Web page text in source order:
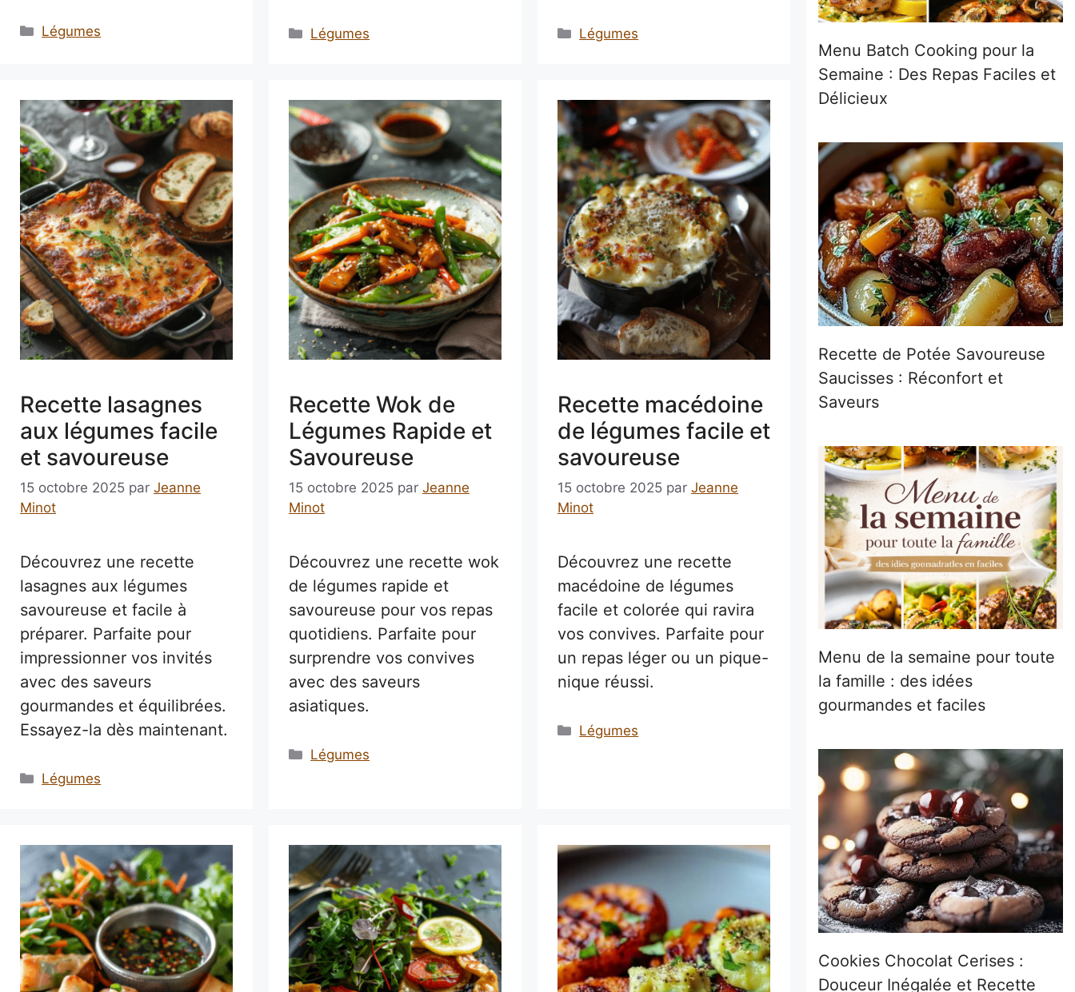
Catégories
Légumes Catégories
Légumes Catégories
Légumes
Recette lasagnes
aux légumes facile
et savoureuse
15 octobre 2025 par Jeanne
Minot
Découvrez une recette
lasagnes aux légumes
savoureuse et facile à
préparer. Parfaite pour
impressionner vos invités
avec des saveurs
gourmandes et équilibrées.
Essayez-la dès maintenant.
Catégories
Légumes
Recette Wok de
Légumes Rapide et
Savoureuse
15 octobre 2025 par Jeanne
Minot
Découvrez une recette wok
de légumes rapide et
savoureuse pour vos repas
quotidiens. Parfaite pour
surprendre vos convives
avec des saveurs
asiatiques.
Catégories
Légumes
Recette macédoine
de légumes facile et
savoureuse
15 octobre 2025 par Jeanne
Minot
Découvrez une recette
macédoine de légumes
facile et colorée qui ravira
vos convives. Parfaite pour
un repas léger ou un pique-
nique réussi.
Catégories
Légumes
Menu Batch Cooking pour la
Semaine : Des Repas Faciles et
Délicieux
Recette de Potée Savoureuse
Saucisses : Réconfort et
Saveurs
Menu de la semaine pour toute
la famille : des idées
gourmandes et faciles
Cookies Chocolat Cerises :
Douceur Inégalée et Recette